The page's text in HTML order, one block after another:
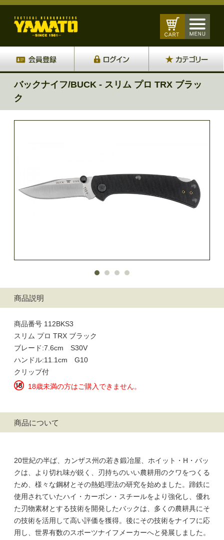
バックナイフ/BUCK - スリム プロ TRX ブラッ
ク
商品説明
商品番号 112BKS3
スリム プロ TRX ブラック
ブレード:7.6cm S30V
ハンドル:11.1cm G10
クリップ付
18歳未満の方はご購入できません。
商品について
20世紀の半ば、カンザス州の若き鍛冶屋、ホイット・H・バッ
クは、より切れ味が鋭く、刃持ちのいい農耕用のクワをつくる
ため、様々な鋼材とその熱処理法の研究を始めました。蹄鉄に
使用されていたハイ・カーボン・スチールをより強化し、優れ
た刃物素材とする技術を開発したバックは、多くの農耕具にそ
の技術を活用して高い評価を獲得。後にその技術をナイフに応
用し、世界有数のスポーツナイフメーカーへと発展しました。